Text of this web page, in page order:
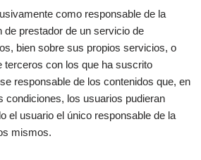
como responsable de la
de prestador de un servicio de
bien sobre sus propios servicios, o
terceros con los que ha suscrito
responsable de los contenidos que, en
condiciones, los usuarios pudieran
el usuario el único responsable de la
mismos.